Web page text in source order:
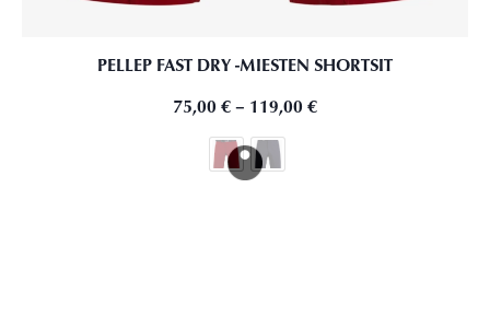
PELLEP FAST DRY -MIESTEN SHORTSIT
75,00 €– 119,00 €